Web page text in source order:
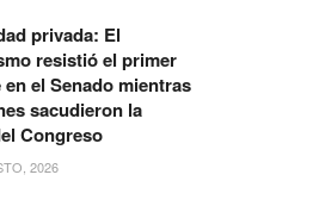
privada: El
resistió el primer
en el Senado mientras
sacudieron la
Congreso
2026